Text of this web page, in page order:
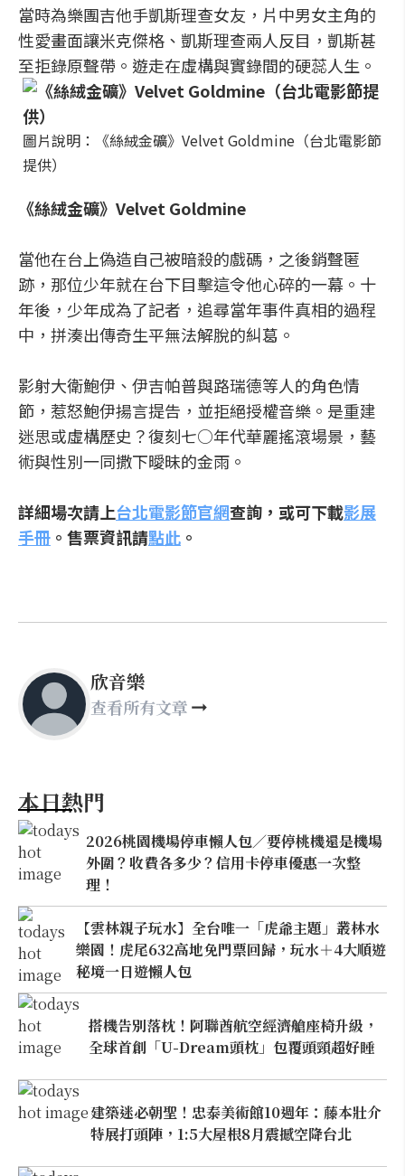
當時為樂團吉他手凱斯理查女友，片中男女主角的
性愛畫面讓米克傑格、凱斯理查兩人反目，凱斯甚
至拒錄原聲帶。遊走在虛構與實錄間的硬蕊人生。
圖片說明：《絲絨金礦》Velvet Goldmine（台北電影節
提供）
《絲絨金礦》Velvet Goldmine
當他在台上偽造自己被暗殺的戲碼，之後銷聲匿
跡，那位少年就在台下目擊這令他心碎的一幕。十
年後，少年成為了記者，追尋當年事件真相的過程
中，拼湊出傳奇生平無法解脫的糾葛。
影射大衛鮑伊、伊吉帕普與路瑞德等人的角色情
節，惹怒鮑伊揚言提告，並拒絕授權音樂。是重建
迷思或虛構歷史？復刻七○年代華麗搖滾場景，藝
術與性別一同撒下曖昧的金雨。
詳細場次請上台北電影節官網查詢，或可下載影展
手冊 。售票資訊請點此 。
欣音樂
查看所有文章
本日熱門
2026桃園機場停車懶人包／要停桃機還是機場
外圍？收費各多少？信用卡停車優惠一次整
理！
【雲林親子玩水】全台唯一「虎爺主題」叢林水
樂園！虎尾632高地免門票回歸，玩水＋4大順遊
秘境一日遊懶人包
搭機告別落枕！阿聯酋航空經濟艙座椅升級，
全球首創「U-Dream頭枕」包覆頭頸超好睡
建築迷必朝聖！忠泰美術館10週年：藤本壯介
特展打頭陣，1:5大屋根8月震撼空降台北